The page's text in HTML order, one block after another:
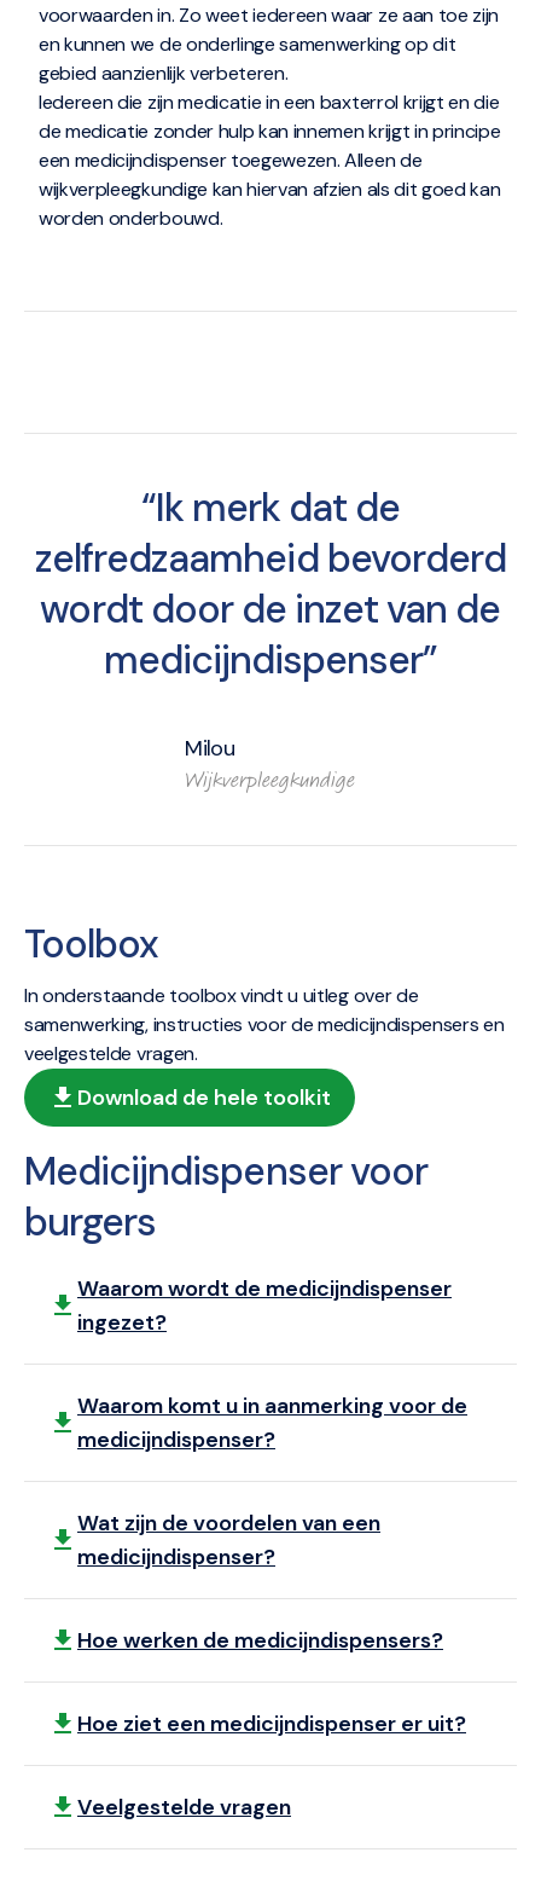
voorwaarden in. Zo weet iedereen waar ze aan toe zijn
en kunnen we de onderlinge samenwerking op dit
gebied aanzienlijk verbeteren.
Iedereen die zijn medicatie in een baxterrol krijgt en die
de medicatie zonder hulp kan innemen krijgt in principe
een medicijndispenser toegewezen. Alleen de
wijkverpleegkundige kan hiervan afzien als dit goed kan
worden onderbouwd.
“Ik merk dat de
zelfredzaamheid bevorderd
wordt door de inzet van de
medicijndispenser”
Milou
Wijkverpleegkundige
Toolbox
In onderstaande toolbox vindt u uitleg over de
samenwerking, instructies voor de medicijndispensers en
veelgestelde vragen.
Download de hele toolkit
Medicijndispenser voor
burgers
Waarom wordt de medicijndispenser
ingezet?
Waarom komt u in aanmerking voor de
medicijndispenser?
Wat zijn de voordelen van een
medicijndispenser?
Hoe werken de medicijndispensers?
Hoe ziet een medicijndispenser er uit?
Veelgestelde vragen